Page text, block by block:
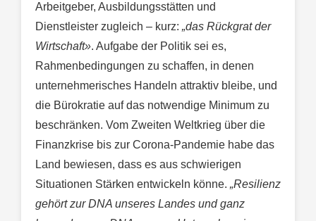
Arbeitgeber, Ausbildungsstätten und
Dienstleister zugleich – kurz: „das Rückgrat der
Wirtschaft». Aufgabe der Politik sei es,
Rahmenbedingungen zu schaffen, in denen
unternehmerisches Handeln attraktiv bleibe, und
die Bürokratie auf das notwendige Minimum zu
beschränken. Vom Zweiten Weltkrieg über die
Finanzkrise bis zur Corona-Pandemie habe das
Land bewiesen, dass es aus schwierigen
Situationen Stärken entwickeln könne. „Resilienz
gehört zur DNA unseres Landes und ganz